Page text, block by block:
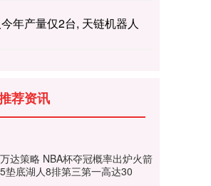
年产量仅2台, 天链机器人
荐资讯
万达策略 NBA杯夺冠概率出炉火箭
5垫底湖人8排第三第一高达30